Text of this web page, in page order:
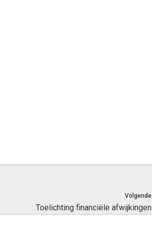
Volgende
Toelichting financiële afwijkingen